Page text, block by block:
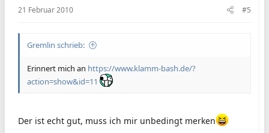
:
21 Februar 2010 #5
Gremlin schrieb:
Erinnert mich an https://www.klamm-bash.de/?
action=show&id=11
Der ist echt gut, muss ich mir unbedingt merken